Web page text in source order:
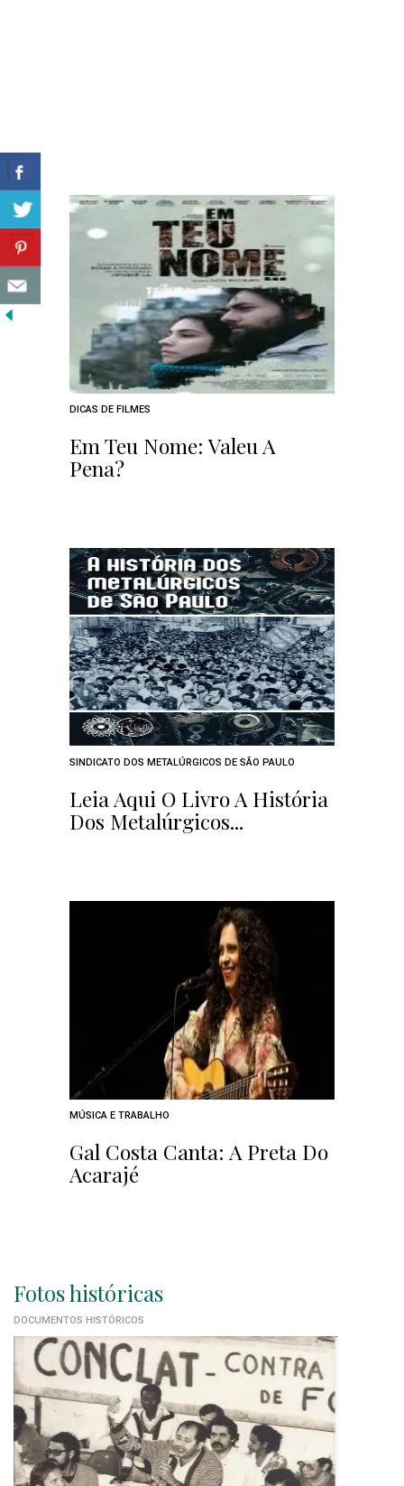
DICAS DE FILMES
Em Teu Nome: Valeu A
Pena?
SINDICATO DOS METALÚRGICOS DE SÃO PAULO
Leia Aqui O Livro A História
Dos Metalúrgicos...
MÚSICA E TRABALHO
Gal Costa Canta: A Preta Do
Acarajé
Fotos históricas
DOCUMENTOS HISTÓRICOS